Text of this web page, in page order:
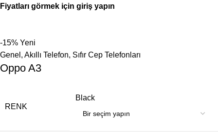
Fiyatları görmek için giriş yapın
-15% Yeni
Genel , Akıllı Telefon, Sıfır Cep Telefonları
Oppo A3
RENK
Black